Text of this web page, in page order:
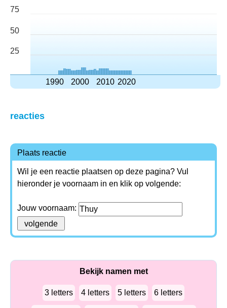
75
50
25
1990 2000 2010 2020
reacties
Plaats reactie
Wil je een reactie plaatsen op deze pagina? Vul
hieronder je voornaam in en klik op volgende:
Jouw voornaam:
Bekijk namen met
3 letters 4 letters 5 letters 6 letters